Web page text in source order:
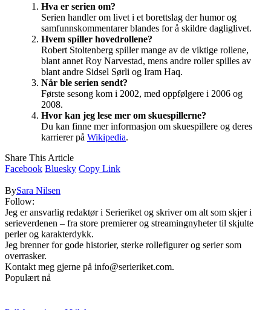
Hva er serien om?
Serien handler om livet i et borettslag der humor og
samfunnskommentarer blandes for å skildre dagliglivet.
Hvem spiller hovedrollene?
Robert Stoltenberg spiller mange av de viktige rollene,
blant annet Roy Narvestad, mens andre roller spilles av
blant andre Sidsel Sørli og Iram Haq.
Når ble serien sendt?
Første sesong kom i 2002, med oppfølgere i 2006 og
2008.
Hvor kan jeg lese mer om skuespillerne?
Du kan finne mer informasjon om skuespillere og deres
karrierer på Wikipedia.
Share This Article
Facebook Bluesky Copy Link
BySara Nilsen
Follow:
Jeg er ansvarlig redaktør i Serieriket og skriver om alt som skjer i
serieverdenen – fra store premierer og streamingnyheter til skjulte
perler og karakterdykk.
Jeg brenner for gode historier, sterke rollefigurer og serier som
overrasker.
Kontakt meg gjerne på info@serieriket.com.
Populært nå